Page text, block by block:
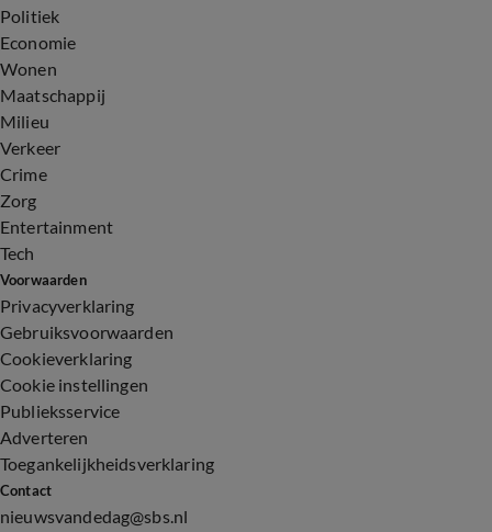
Politiek
Economie
Wonen
Maatschappij
Milieu
Verkeer
Crime
Zorg
Entertainment
Tech
Voorwaarden
Privacyverklaring
Gebruiksvoorwaarden
Cookieverklaring
Cookie instellingen
Publieksservice
Adverteren
Toegankelijkheidsverklaring
Contact
nieuwsvandedag@sbs.nl